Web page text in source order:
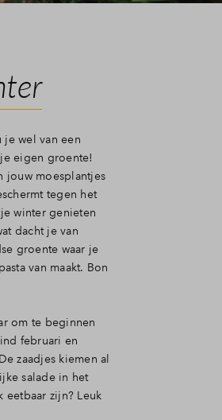
wel van een
eigen groente!
jouw moesplantjes
tegen het
winter genieten
dacht je van
groente waar je
van maakt. Bon
om te beginnen
februari en
zaadjes kiemen al
salade in het
zijn? Leuk